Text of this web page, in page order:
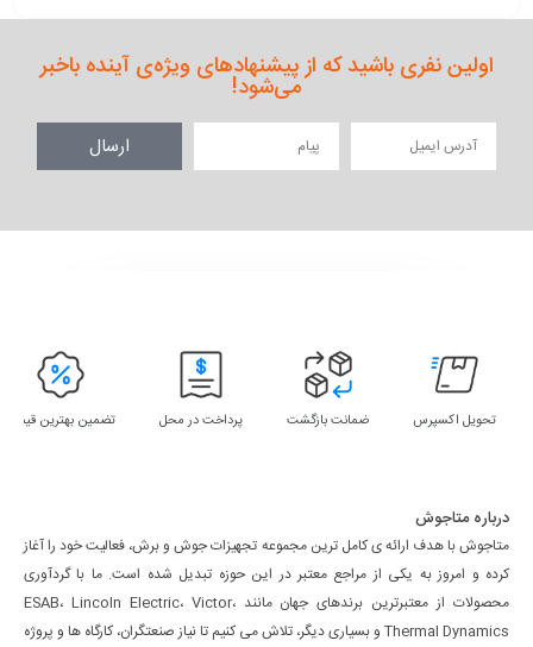
اولین نفری باشید که از پیشنهادهای ویژه‌ی آینده باخبر
می‌شود!
ارسال
تحویل اکسپرس ضمانت بازگشت پرداخت در محل تضمین بهترین قیمت
درباره متاجوش
متاجوش با هدف ارائه ی کامل ترین مجموعه تجهیزات جوش و برش، فعالیت خود را آغاز
کرده و امروز به یکی از مراجع معتبر در این حوزه تبدیل شده است. ما با گردآوری
محصولات از معتبرترین برندهای جهان مانند ESAB، Lincoln Electric، Victor،
Thermal Dynamics و بسیاری دیگر، تلاش می کنیم تا نیاز صنعتگران، کارگاه ها و پروژه